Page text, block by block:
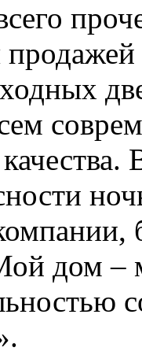
дом –